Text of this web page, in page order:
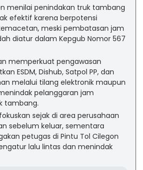
menilai penindakan truk tambang
efektif karena berpotensi
meski pembatasan jam
diatur dalam Kepgub Nomor 567
memperkuat pengawasan
ESDM, Dishub, Satpol PP, dan
melalui tilang elektronik maupun
pelanggaran jam
tambang.
sejak di area perusahaan
sebelum keluar, sementara
petugas di Pintu Tol Cilegon
lalu lintas dan menindak